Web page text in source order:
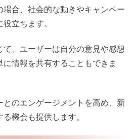
合、社会的な動きやキャンペー
立ちます。
て、ユーザーは自分の意見や感想
情報を共有することもできま
とのエンゲージメントを高め、新
機会も提供します。